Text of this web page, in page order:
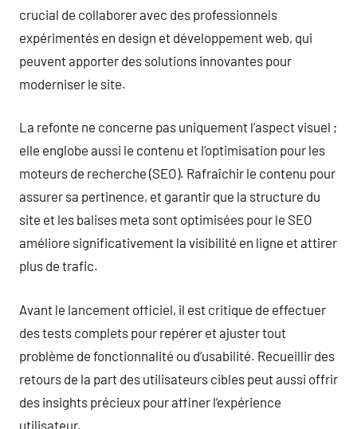
crucial de collaborer avec des professionnels
expérimentés en design et développement web, qui
peuvent apporter des solutions innovantes pour
moderniser le site.
La refonte ne concerne pas uniquement l’aspect visuel ;
elle englobe aussi le contenu et l’optimisation pour les
moteurs de recherche (SEO). Rafraîchir le contenu pour
assurer sa pertinence, et garantir que la structure du
site et les balises meta sont optimisées pour le SEO
améliore significativement la visibilité en ligne et attirer
plus de trafic.
Avant le lancement officiel, il est critique de effectuer
des tests complets pour repérer et ajuster tout
problème de fonctionnalité ou d’usabilité. Recueillir des
retours de la part des utilisateurs cibles peut aussi offrir
des insights précieux pour affiner l’expérience
utilisateur.